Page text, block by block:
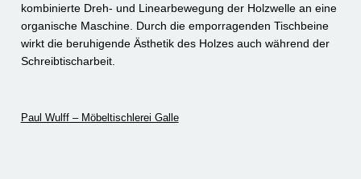
kombinierte Dreh- und Linearbewegung der Holzwelle an eine
organische Maschine. Durch die emporragenden Tischbeine
wirkt die beruhigende Ästhetik des Holzes auch während der
Schreibtischarbeit.
Paul Wulff – Möbeltischlerei Galle